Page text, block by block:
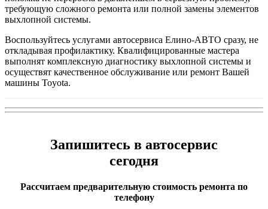
требующую сложного ремонта или полной замены элементов
выхлопной системы.
Воспользуйтесь услугами автосервиса Елино-АВТО сразу, не
откладывая профилактику. Квалифицированные мастера
выполнят комплексную диагностику выхлопной системы и
осуществят качественное обслуживание или ремонт Вашей
машины Toyota.
Запишитесь в автосервис
сегодня
Рассчитаем предварительную стоимость ремонта по
телефону